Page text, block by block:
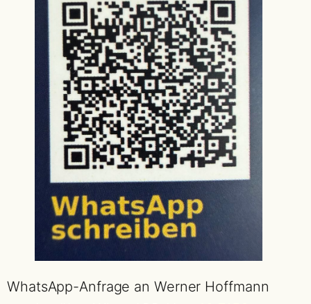
WhatsApp-Anfrage an Werner Hoffmann